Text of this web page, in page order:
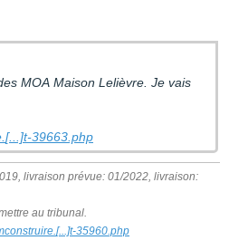
MOA Maison Lelièvre. Je vais
[...]t-39663.php
livraison prévue: 01/2022, livraison:
au tribunal.
[...]t-35960.php